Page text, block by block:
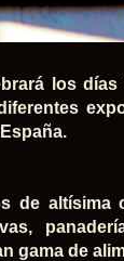
los
de altísima
gama de